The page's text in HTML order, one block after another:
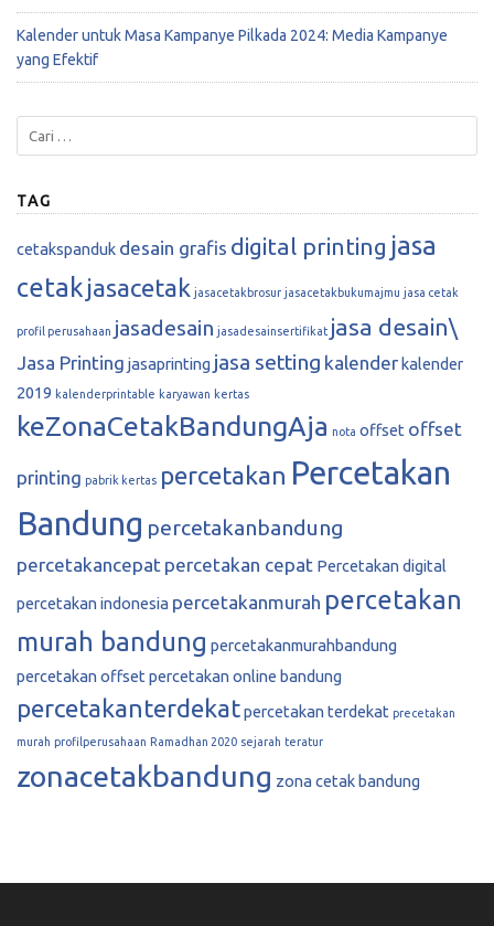
Kalender untuk Masa Kampanye Pilkada 2024: Media Kampanye
yang Efektif
TAG
cetakspanduk desain grafis digital printing jasa
cetak jasacetak jasacetakbrosur jasacetakbukumajmu jasa cetak
profil perusahaan jasadesain jasadesainsertifikat jasa desain\
Jasa Printing jasaprinting jasa setting kalender kalender
2019 kalenderprintable karyawan kertas
keZonaCetakBandungAja nota offset offset
printing pabrik kertas percetakan Percetakan
Bandung percetakanbandung
percetakancepat percetakan cepat Percetakan digital
percetakan indonesia percetakanmurah percetakan
murah bandung percetakanmurahbandung
percetakan offset percetakan online bandung
percetakanterdekatpercetakan terdekat precetakan
murah profilperusahaan Ramadhan 2020 sejarah teratur
zonacetakbandung zona cetak bandung